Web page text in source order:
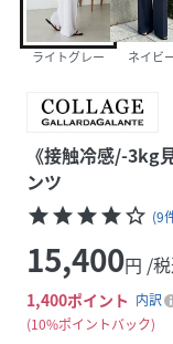
ライトグレー ネイビ
《接触冷感/-3kg
ンツ
starstarstarstarstar_border (9
15,400円 /
1,400ポイント 内訳
10%ポイントバック